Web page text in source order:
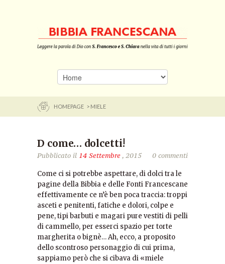
HOMEPAGE > MIELE
D come… dolcetti!
Pubblicato il 14 Settembre, 2015 0 commenti
Come ci si potrebbe aspettare, di dolci tra le
pagine della Bibbia e delle Fonti Francescane
effettivamente ce n’è ben poca traccia: troppi
asceti e penitenti, fatiche e dolori, colpe e
pene, tipi barbuti e magari pure vestiti di pelli
di cammello, per esserci spazio per torte
margherita o bignè… Ah, ecco, a proposito
dello scontroso personaggio di cui prima,
sappiamo però che si cibava di «miele